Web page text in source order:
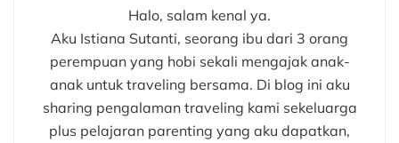
Halo, salam kenal ya.
Aku Istiana Sutanti, seorang ibu dari 3 orang
perempuan yang hobi sekali mengajak anak-
anak untuk traveling bersama. Di blog ini aku
sharing pengalaman traveling kami sekeluarga
plus pelajaran parenting yang aku dapatkan,